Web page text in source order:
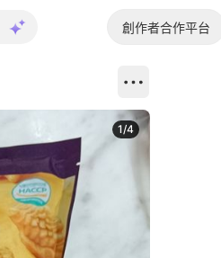
創作者合作平台
1/4